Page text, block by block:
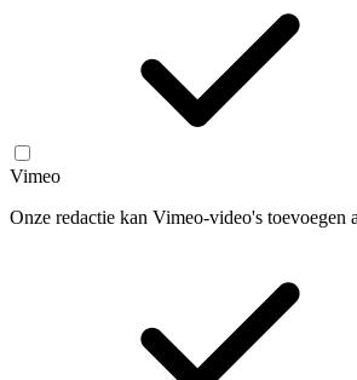
Vimeo
Onze redactie kan Vimeo-video's toevoegen